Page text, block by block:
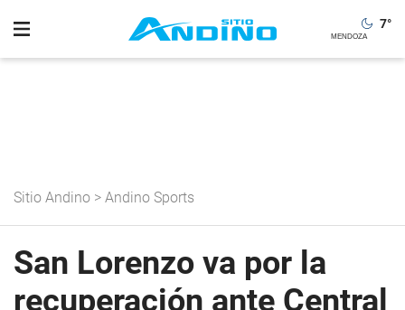
7°
Sitio Andino > Andino Sports
San Lorenzo va por la
recuperación ante Central